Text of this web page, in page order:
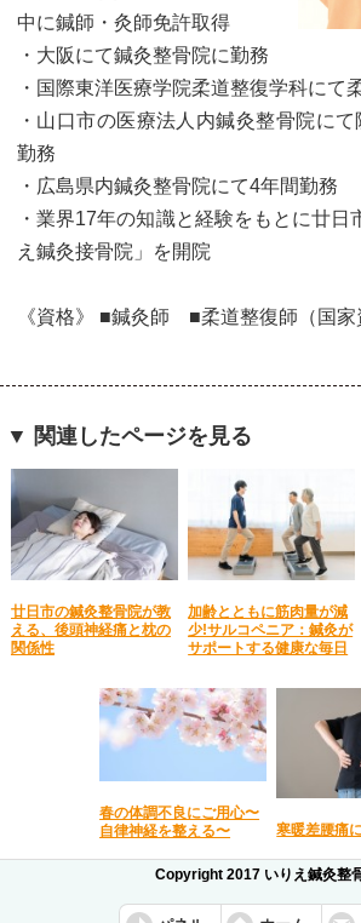
中に鍼師・灸師免許取得
・大阪にて鍼灸整骨院に勤務
・国際東洋医療学院柔道整復学科にて
・山口市の医療法人内鍼灸整骨院に
勤務
・広島県内鍼灸整骨院にて4年間勤務
・業界17年の知識と経験をもとに廿日
え鍼灸接骨院」を開院
《資格》 ■鍼灸師 ■柔道整復師（国家
▼ 関連したページを見る
廿日市の鍼灸整骨院が教
える、後頭神経痛と枕の
関係性
加齢とともに筋肉量が減
少!サルコペニア：鍼灸が
サポートする健康な毎日
春の体調不良にご用心〜
自律神経を整える〜
寒暖差腰痛
Copyright 2017 いりえ鍼灸整